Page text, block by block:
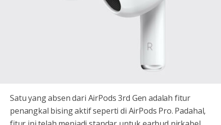
Satu yang absen dari AirPods 3rd Gen adalah fitur
penangkal bising aktif seperti di AirPods Pro. Padahal,